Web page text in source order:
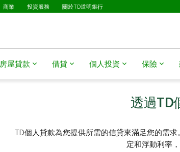
商業 投資服務 關於TD道明銀行
房屋貸款​​​​​​​ 借貸 個人投資 保險
透過TD
TD個人貸款為您提供所需的信貸來滿足您的需
定和浮動利率